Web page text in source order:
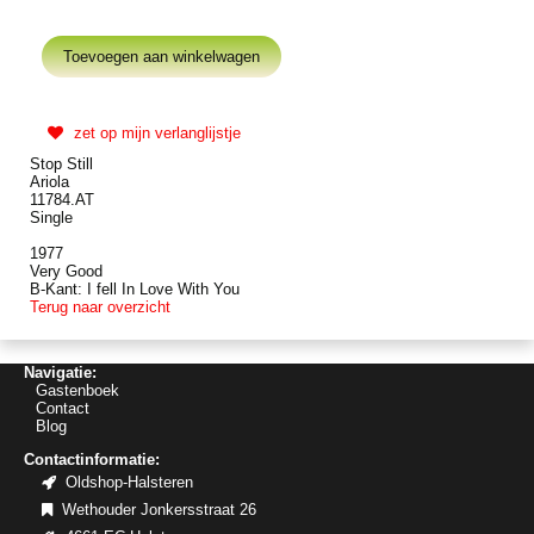
zet op mijn verlanglijstje
Stop Still
Ariola
11784.AT
Single
1977
Very Good
B-Kant: I fell In Love With You
Terug naar overzicht
Navigatie:
Gastenboek
Contact
Blog
Contactinformatie:
Oldshop-Halsteren
Wethouder Jonkersstraat 26